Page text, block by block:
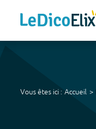
Vous êtes ici : Accueil